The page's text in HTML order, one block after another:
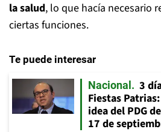
la salud, lo que hacía necesario
ciertas funciones.
Te puede interesar
Nacional
3
Fiestas
idea del PDG
17 de